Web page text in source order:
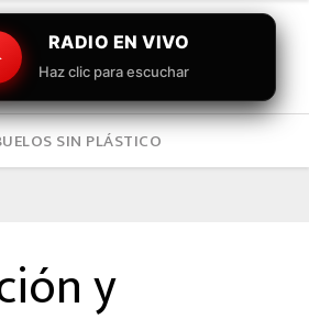
RADIO EN VIVO
Haz clic para escuchar
SIN PLÁSTICO
y